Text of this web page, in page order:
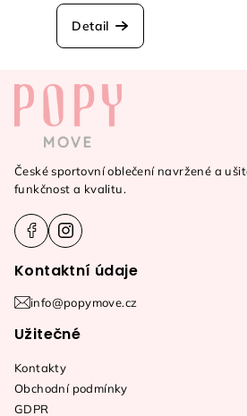
Detail
České sportovní oblečení navržené a
funkčnost a kvalitu.
Kontaktní údaje
info@popymove.cz
Užitečné
Kontakty
Obchodní podmínky
GDPR